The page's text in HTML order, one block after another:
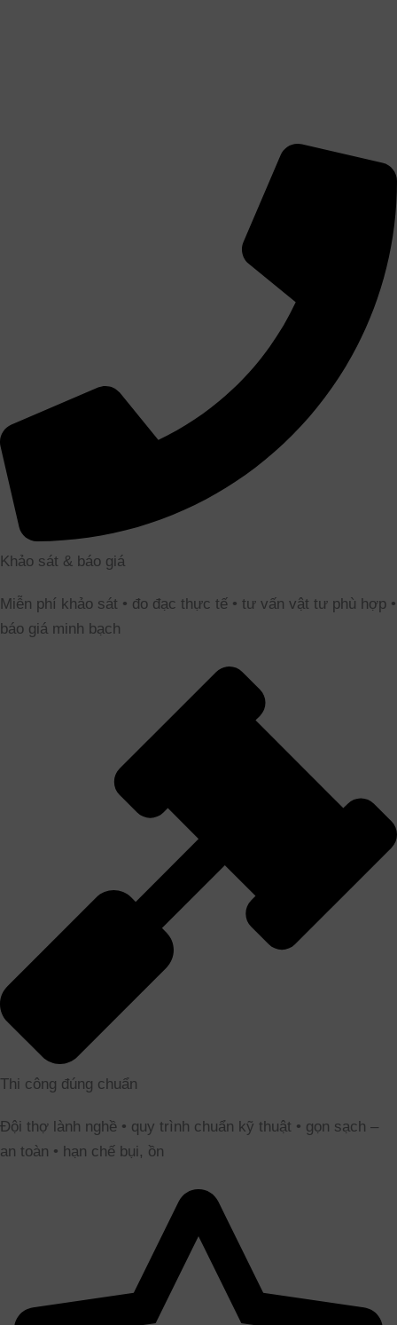
Khảo sát & báo giá
Miễn phí khảo sát • đo đạc thực tế • tư vấn vật tư phù hợp •
báo giá minh bạch
Thi công đúng chuẩn
Đội thợ lành nghề • quy trình chuẩn kỹ thuật • gọn sạch –
an toàn • hạn chế bụi, ồn